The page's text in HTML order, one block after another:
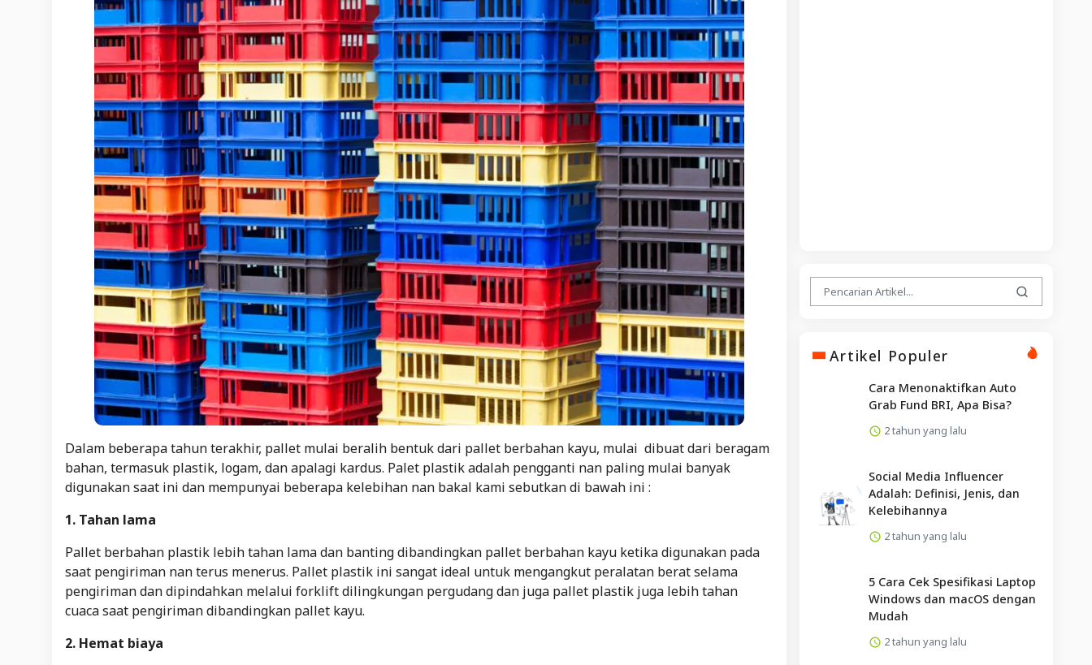
Dalam beberapa tahun terakhir, pallet mulai beralih bentuk dari pallet berbahan kayu, mulai dibuat dari beragam
bahan, termasuk plastik, logam, dan apalagi kardus. Palet plastik adalah pengganti nan paling mulai banyak
digunakan saat ini dan mempunyai beberapa kelebihan nan bakal kami sebutkan di bawah ini :
1. Tahan lama
Pallet berbahan plastik lebih tahan lama dan banting dibandingkan pallet berbahan kayu ketika digunakan pada
saat pengiriman nan terus menerus. Pallet plastik ini sangat ideal untuk mengangkut peralatan berat selama
pengiriman dan dipindahkan melalui forklift dilingkungan pergudang dan juga pallet plastik juga lebih tahan
cuaca saat pengiriman dibandingkan pallet kayu.
2. Hemat biaya
Artikel Populer
Cara Menonaktifkan Auto
Grab Fund BRI, Apa Bisa?
2 tahun yang lalu
Social Media Influencer
Adalah: Definisi, Jenis, dan
Kelebihannya
2 tahun yang lalu
5 Cara Cek Spesifikasi Laptop
Windows dan macOS dengan
Mudah
2 tahun yang lalu